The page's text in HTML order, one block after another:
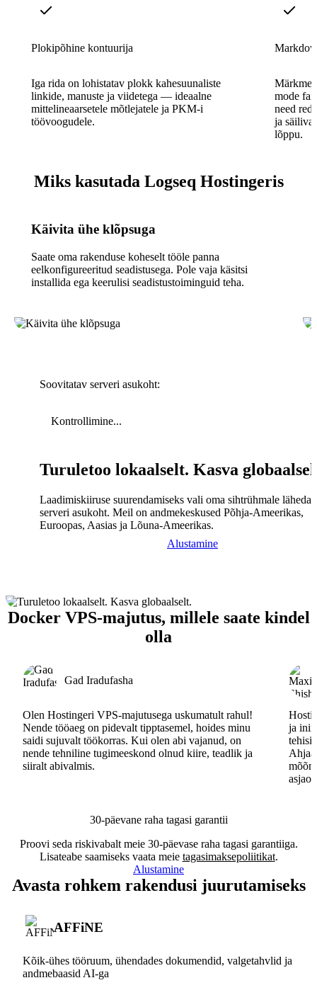
Plokipõhine kontuurija
Iga rida on lohistatav plokk kahesuunaliste
linkide, manuste ja viidetega — ideaalne
mittelineaarsetele mõtlejatele ja PKM-i
töövoogudele.
mode
need
ja
lõppu.
Miks kasutada Logseq Hostingeris
Käivita ühe klõpsuga
Saate oma rakenduse koheselt tööle panna
eelkonfigureeritud seadistusega. Pole vaja käsitsi
installida ega keerulisi seadistustoiminguid teha.
Soovitatav serveri asukoht:
Kontrollimine...
Turuletoo lokaalselt. Kasva
Laadimiskiiruse suurendamiseks vali oma sihtrühmale lähedal
serveri asukoht. Meil on andmekeskused Põhja-Ameerikas,
Euroopas, Aasias ja Lõuna-Ameerikas.
Alustamine
Docker VPS-majutus, millele saate kindel
olla
Gad Iradufasha
Olen Hostingeri VPS-majutusega uskumatult rahul!
Nende tööaeg on pidevalt tipptasemel, hoides minu
saidi sujuvalt töökorras. Kui olen abi vajanud, on
nende tehniline tugimeeskond olnud kiire, teadlik ja
siiralt abivalmis.
ja
30-päevane raha tagasi garantii
Proovi seda riskivabalt meie 30-päevase raha tagasi garantiiga.
Lisateabe saamiseks vaata meie tagasimaksepoliitikat.
Alustamine
Avasta rohkem rakendusi juurutamiseks
AFFiNE
Kõik-ühes tööruum, ühendades dokumendid, valgetahvlid ja
andmebaasid AI-ga